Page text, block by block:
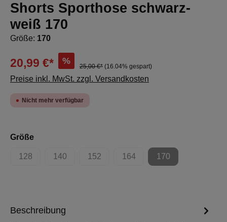
Shorts Sporthose schwarz-
weiß 170
Größe: 170
20,99 €* %
25,00 €* (16.04% gespart)
Preise inkl. MwSt. zzgl. Versandkosten
Nicht mehr verfügbar
Größeauswählen
128
(Diese Option ist zurzeit nicht verfügbar.)
140
(Diese Option ist zurzeit nicht verfügbar.)
152
(Diese Option ist zurzeit nicht verfügbar.)
164
(Diese Option ist zurzeit nicht
170
(Diese Option ist
Beschreibung